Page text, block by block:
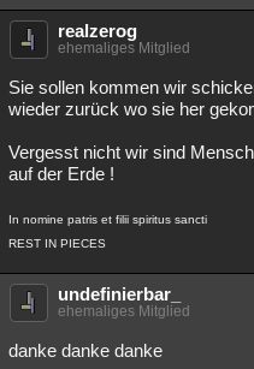
realzerog
ehemaliges Mitglied
Sie sollen kommen wir
wieder zurück wo sie her
Vergesst nicht wir sind
auf der Erde !
In nomine patris et filii spiritus sancti
REST IN PIECES
undefinierbar_
ehemaliges Mitglied
danke danke danke